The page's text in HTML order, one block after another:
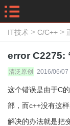
IT技术 > C/C++ >
error C2275:
清泛原创 2016/06/07
这个错误是由于C
部，而c++没有这样
解决的办法就是把